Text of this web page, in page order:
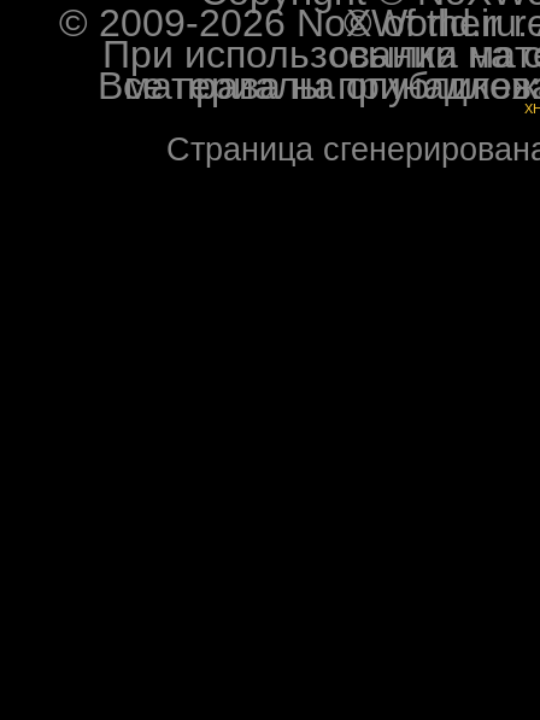
© 2009-2026 NoXWorld.ru. All
При использовании
Все права на опубликованные на форуме
Страница